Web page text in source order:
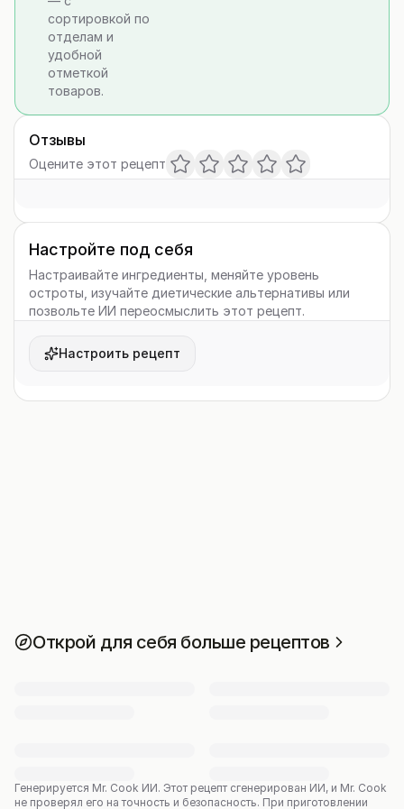
сортировкой по
отделам и
удобной
отметкой
товаров.
Отзывы
Оцените этот рецепт
Настройте под себя
Настраивайте ингредиенты, меняйте уровень
остроты, изучайте диетические альтернативы или
позвольте ИИ переосмыслить этот рецепт.
Настроить рецепт
Открой для себя больше рецептов
Генерируется Mr. Cook ИИ. Этот рецепт сгенерирован ИИ, и Mr. Cook
не проверял его на точность и безопасность. При приготовлении